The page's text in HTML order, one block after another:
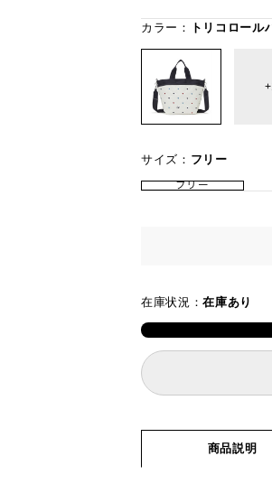
カラー： トリコロール
サイズ： フリー
フリー
在庫状況：在庫あり
商品説明